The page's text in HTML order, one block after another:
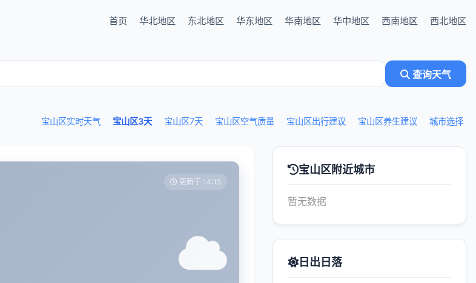
首页 华北地区 东北地区 华东地区 华南地区 华中地区 西南地区 西北地区
查询天气
宝山区实时天气 宝山区3天 宝山区7天 宝山区空气质量 宝山区出行建议 宝山区养生建议 城市选择
更新于 14:15
宝山区附近城市
暂无数据
日出日落